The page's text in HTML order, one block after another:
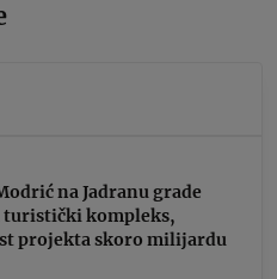
na Jadranu grade
kompleks,
projekta skoro milijardu